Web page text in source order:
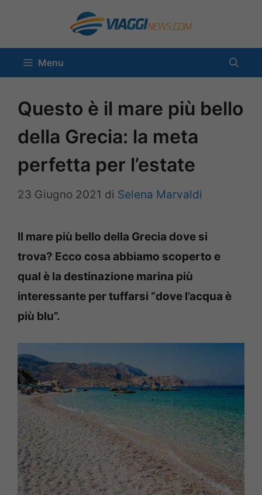
contenuto
Menu
Questo è il mare più bello
della Grecia: la meta
perfetta per l’estate
23 Giugno 2021 di Selena Marvaldi
Il mare più bello della Grecia dove si
trova? Ecco cosa abbiamo scoperto e
qual è la destinazione marina più
interessante per tuffarsi “dove l’acqua è
più blu”.